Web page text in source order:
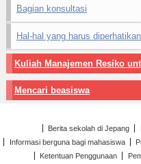
Bagian konsultasi
Hal-hal yang harus
Kuliah Manajemen Resiko
Mencari beasiswa
Berita sekolah di Jepang
Informasi berguna bagi mahasiswa
Ketentuan Penggunaan